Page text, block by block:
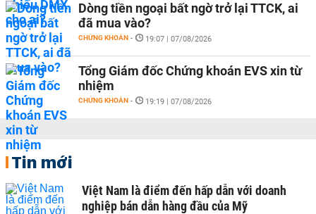
Dòng tiền ngoại bất ngờ trở lại TTCK, ai
đã mua vào?
CHỨNG KHOÁN - 19:07 | 07/08/2026
Tổng Giám đốc Chứng khoán EVS xin từ
nhiệm
CHỨNG KHOÁN - 19:19 | 07/08/2026
Tin mới
Việt Nam là điểm đến hấp dẫn với doanh
nghiệp bán dẫn hàng đầu của Mỹ